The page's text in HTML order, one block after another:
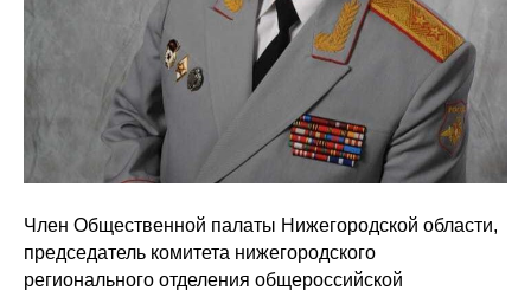
Член Общественной палаты Нижегородской области,
председатель комитета нижегородского
регионального отделения общероссийской